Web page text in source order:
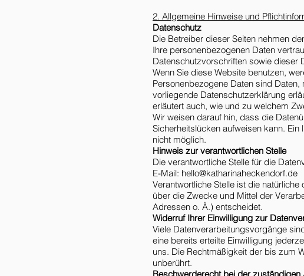
2. Allgemeine Hinweise und
Datenschutz
Die Betreiber dieser Seiten nehmen
Ihre personenbezogenen Daten
Datenschutzvorschriften sowie dieser
Wenn Sie diese Website benutzen,
Personenbezogene Daten sind
vorliegende Datenschutzerklärung
erläutert auch, wie und zu welchem
Wir weisen darauf hin, dass die
Sicherheitslücken aufweisen kann.
nicht möglich.
Hinweis zur verantwortlichen Stelle
Die verantwortliche Stelle für die
E-Mail: hello@katharinaheckendorf.de
Verantwortliche Stelle ist die
über die Zwecke und Mittel der
Adressen o. Ä.) entscheidet.
Widerruf Ihrer Einwilligung zur
Viele Datenverarbeitungsvorgänge
eine bereits erteilte Einwilligung
uns. Die Rechtmäßigkeit der bis zum
unberührt.